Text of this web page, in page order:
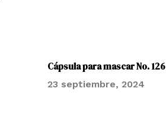
Cápsula para mascar No. 126
23 septiembre, 2024